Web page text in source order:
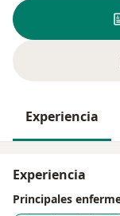
Experiencia
Experiencia
Principales